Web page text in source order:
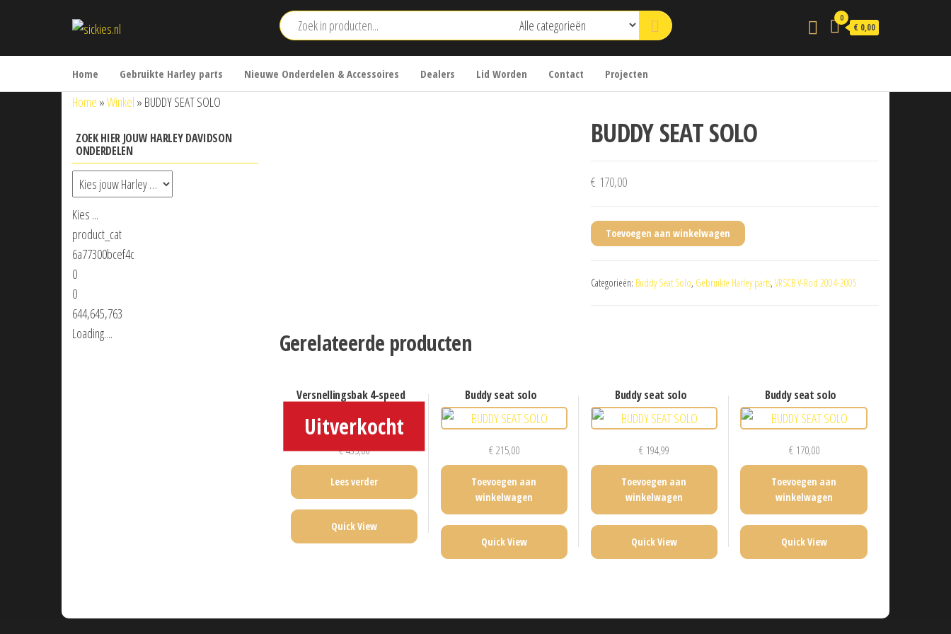
0
€ 0,00
Home Gebruikte Harley parts Nieuwe Onderdelen & Accessoires Dealers Lid Worden Contact Projecten
Home »Winkel » BUDDY SEAT SOLO
BUDDY SEAT SOLO
€ 170,00
Toevoegen aan winkelwagen
Categorieën: Buddy Seat Solo, Gebruikte Harley parts,VRSCB V-Rod 2004-2005
Gerelateerde producten
versnellingsbak 4-speed
€435,00
Lees verder
Quick View
buddy seat solo
€215,00
Toevoegen aan
winkelwagen
Quick View
buddy seat solo
€194,99
Toevoegen aan
winkelwagen
Quick View
buddy seat solo
€170,00
Toevoegen aan
winkelwagen
Quick View
ZOEK HIER JOUW HARLEY DAVIDSON
ONDERDELEN
Kies ...
product_cat
6a77300bcef4c
0
0
644,645,763
Loading....